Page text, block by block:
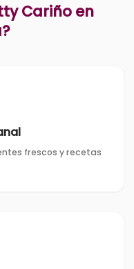
Cariño en
?
frescos y recetas